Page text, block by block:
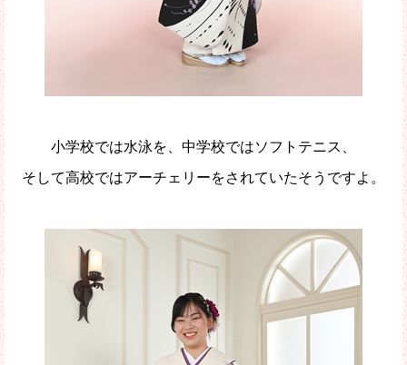
小学校では水泳を、中学校ではソフトテニス、
そして高校ではアーチェリーをされていたそうですよ。